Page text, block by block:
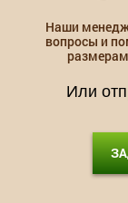
Наши
вопросы и
Или